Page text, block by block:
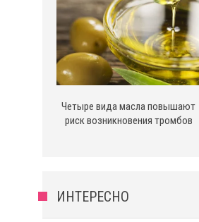
Четыре вида масла повышают
риск возникновения тромбов
ИНТЕРЕСНО